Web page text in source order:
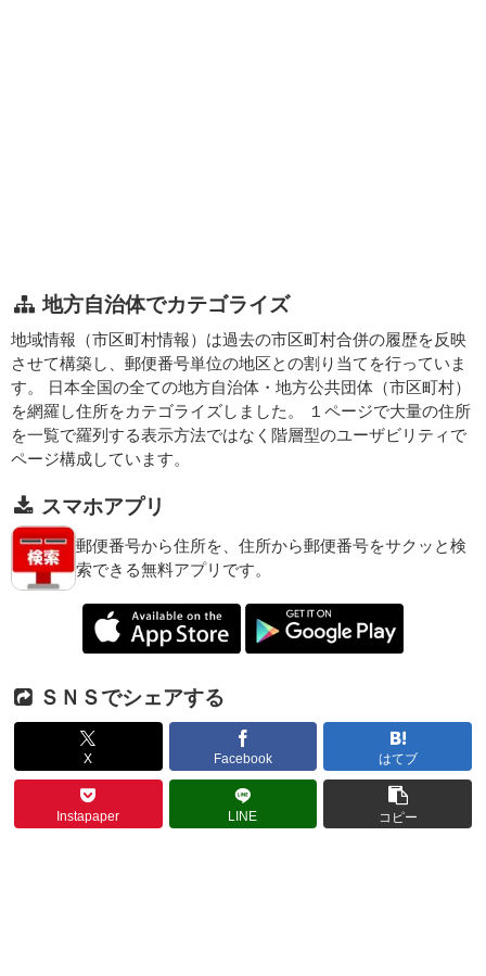
地方自治体でカテゴライズ
地域情報（市区町村情報）は過去の市区町村合併の履歴を反映
させて構築し、郵便番号単位の地区との割り当てを行っていま
す。 日本全国の全ての地方自治体・地方公共団体（市区町村）
を網羅し住所をカテゴライズしました。 １ページで大量の住所
を一覧で羅列する表示方法ではなく階層型のユーザビリティで
ページ構成しています。
スマホアプリ
郵便番号から住所を、住所から郵便番号をサクッと検
索できる無料アプリです。
ＳＮＳでシェアする
X Facebook はてブ
Instapaper LINE コピー